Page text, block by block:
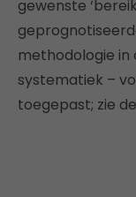
gewenste
methodologie
systematiek –
toegepast; zie